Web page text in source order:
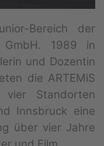
Bereich der
GmbH. 1989 in
und Dozentin
die ARTEMiS
vier Standorten
Innsbruck eine
über vier Jahre